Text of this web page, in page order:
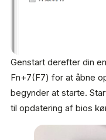
Genstart derefter din
Fn+7(F7) for at åbne
begynder at starte.
til opdatering af bios